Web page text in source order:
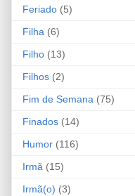
Feriado (5)
Filha (6)
Filho (13)
Filhos (2)
Fim de Semana (75)
Finados (14)
Humor (116)
Irmã (15)
Irmã(o) (3)